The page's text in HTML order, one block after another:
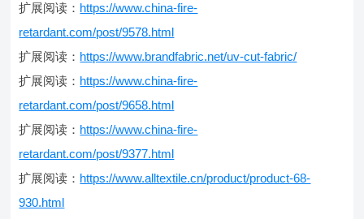
扩展阅读： https://www.china-fire-
retardant.com/post/9578.html
扩展阅读： https://www.brandfabric.net/uv-cut-fabric/
扩展阅读： https://www.china-fire-
retardant.com/post/9658.html
扩展阅读： https://www.china-fire-
retardant.com/post/9377.html
扩展阅读： https://www.alltextile.cn/product/product-68-
930.html